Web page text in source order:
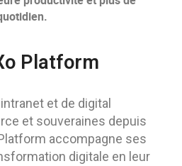
Platform
et de digital
et souveraines depuis
accompagne ses
digitale en leur